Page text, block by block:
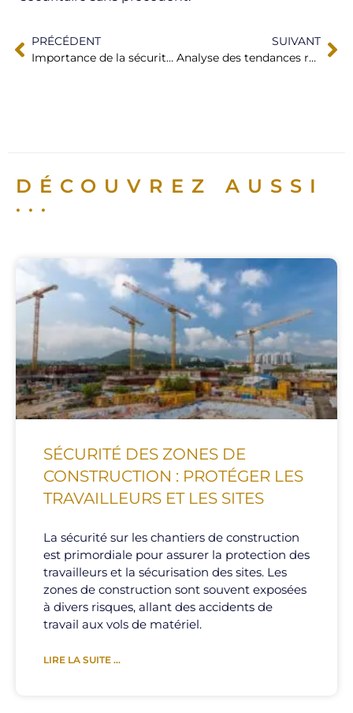
PRÉCÉDENT
Importance de la sécurité des données dans un environnement professionnel
SUIVANT
Analyse des tendances récentes en matière de sécurité privée
DÉCOUVREZ AUSSI
...
SÉCURITÉ DES ZONES DE
CONSTRUCTION : PROTÉGER LES
TRAVAILLEURS ET LES SITES
La sécurité sur les chantiers de construction
est primordiale pour assurer la protection des
travailleurs et la sécurisation des sites. Les
zones de construction sont souvent exposées
à divers risques, allant des accidents de
travail aux vols de matériel.
LIRE LA SUITE ...